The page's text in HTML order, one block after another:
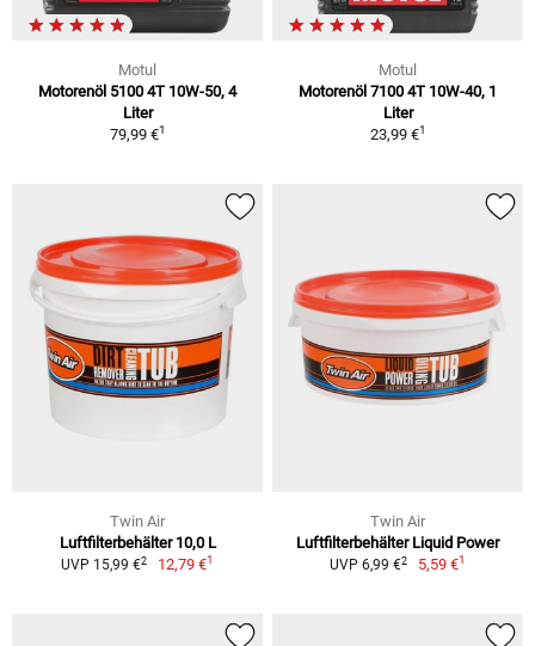
Motul
Motorenöl 5100 4T 10W-50, 4
Liter
79,99 €1
Motul
Motorenöl 7100 4T 10W-40, 1
Liter
23,99 €1
Twin Air
Luftfilterbehälter 10,0 L
UVP 15,99 €2 12,79 €1
Twin Air
Luftfilterbehälter Liquid Power
UVP 6,99 €2 5,59 €1